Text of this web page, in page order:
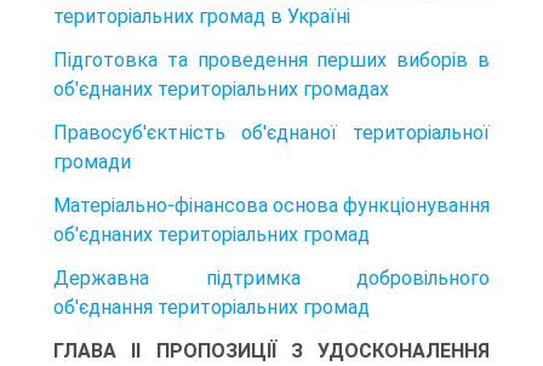
територіальних громад в Україні
Підготовка та проведення перших виборів в
об'єднаних територіальних громадах
Правосуб'єктність об'єднаної територіальної
громади
Матеріально-фінансова основа функціонування
об'єднаних територіальних громад
Державна підтримка добровільного
об'єднання територіальних громад
ГЛАВА ІІ ПРОПОЗИЦІЇ З УДОСКОНАЛЕННЯ